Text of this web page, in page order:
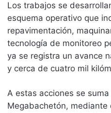
Los trabajos se
esquema operativo que
repavimentación,
tecnología de monitoreo
ya se registra un avance
y cerca de cuatro mil
A estas acciones se
Megabachetón, mediante